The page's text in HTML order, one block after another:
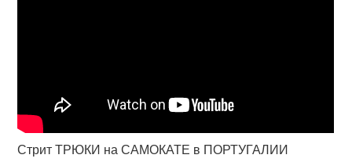
Стрит ТРЮКИ на САМОКАТЕ в ПОРТУГАЛИИ